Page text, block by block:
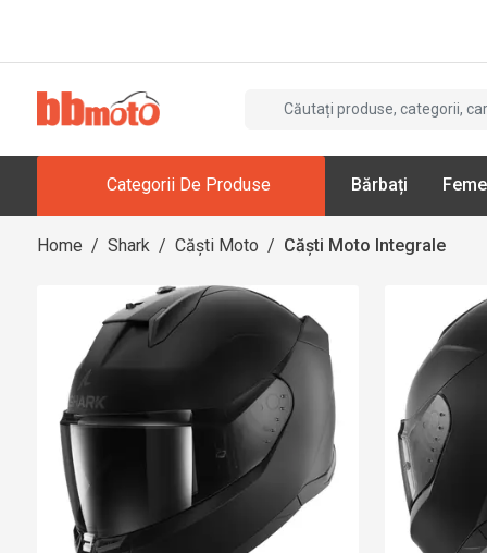
Categorii De Produse Bărbați
Home / Shark / Căști Moto / Căști Moto Integrale